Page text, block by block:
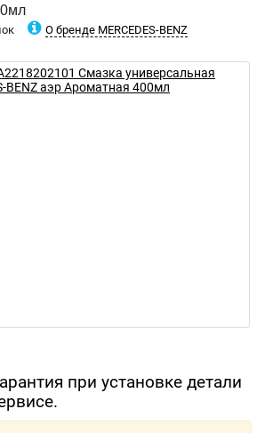
О бренде MERCEDES-BENZ
при установке детали